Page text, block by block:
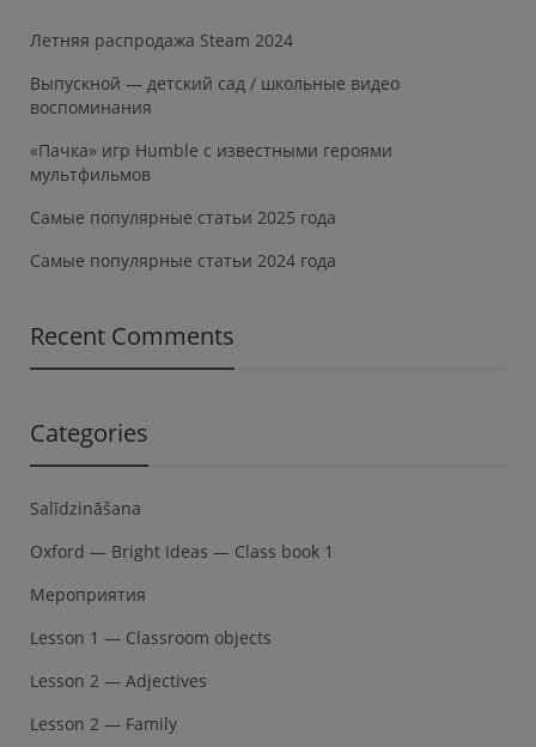
Летняя распродажа Steam 2024
Выпускной — детский сад / школьные видео
воспоминания
«Пачка» игр Humble с известными героями
мультфильмов
Самые популярные статьи 2025 года
Самые популярные статьи 2024 года
Recent Comments
Categories
Salīdzināšana
Oxford — Bright Ideas — Class book 1
Мероприятия
Lesson 1 — Classroom objects
Lesson 2 — Adjectives
Lesson 2 — Family